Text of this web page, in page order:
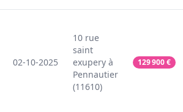
02-10-2025
10 rue
saint
exupery à
Pennautier
(11610)
129 900€